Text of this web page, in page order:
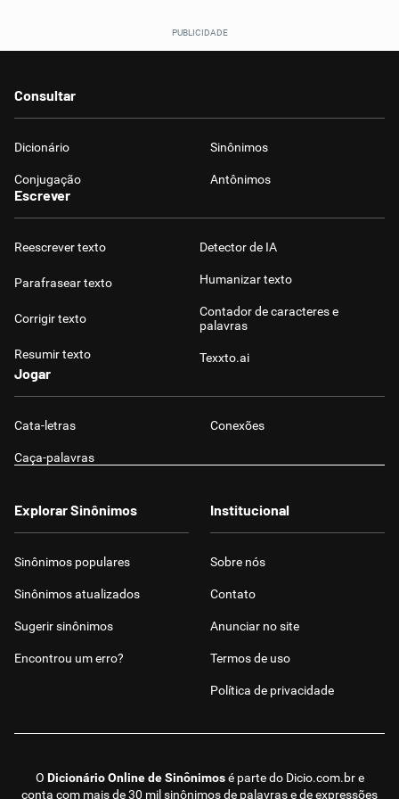
Consultar
Dicionário Sinônimos
Conjugação Antônimos
Escrever
Reescrever texto
Parafrasear texto
Corrigir texto
Resumir texto
Detector de IA
Humanizar texto
Contador de caracteres e
palavras
Texxto.ai
Jogar
Cata-letras Conexões
Caça-palavras
O Dicionário Online de Sinônimosé parte do Dicio.com.bre
conta com mais de 30 mil sinônimos de palavras e de expressões
Explorar Sinônimos
Sinônimos populares
Sinônimos atualizados
Sugerir sinônimos
Encontrou um erro?
Institucional
Sobre nós
Contato
Anunciar no site
Termos de uso
Política de privacidade